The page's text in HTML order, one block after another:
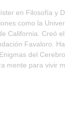
en Filosofía y
como la
California. Creó el
Favaloro. Ha
del
mente para vivir